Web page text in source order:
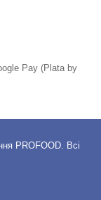
Pay (Plata by
PROFOOD. Всі